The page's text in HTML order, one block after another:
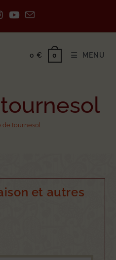
0 € 0 MENU
de tournesol
et autres